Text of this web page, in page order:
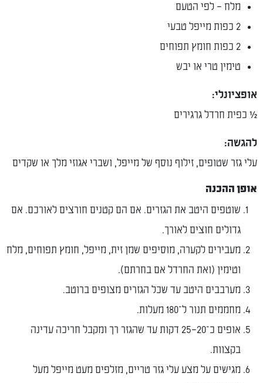
מלח – לפי הטעם
2 כפות מייפל טבעי
2 כפות חומץ תפוחים
טימין טרי או יבש
אופציונלי:
½ כפית חרדל גרגירים
להגשה:
עלי גזר שטופים, זילוף נוסף של מייפל, ושברי אגוזי מלך או שקדים
אופן ההכנה
שוטפים היטב את הגזרים. אם הם קטנים חורצים לאורכם. אם
גדולים חוצים לאורך.
מעבירים לקערה, מוסיפים שמן זית, מייפל, חומץ תפוחים, מלח
וטימין (ואת החרדל אם בחרתם).
מערבבים היטב עד שכל הגזרים מצופים ברוטב.
מחממים תנור ל־180 מעלות.
אופים כ־20–25 דקות עד שהגזר רך ומקבל חריכה עדינה
בקצוות.
מגישים על מצע עלי גזר טריים, מזלפים מעט מייפל מעל